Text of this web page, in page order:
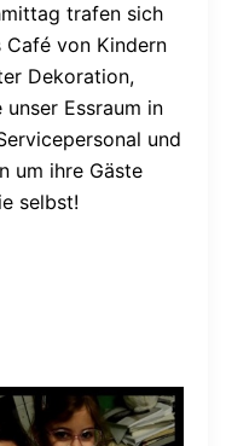
trafen sich
Café von Kindern
Dekoration,
Essraum in
und
um ihre Gäste
selbst!